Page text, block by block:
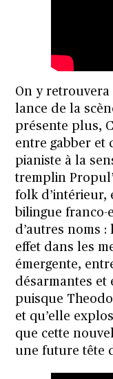
On y retrouvera
lance de la
présente plus,
entre gabber et
pianiste à la
tremplin
folk d’intérieur,
bilingue franco-
d’autres noms
effet dans les
émergente,
désarmantes et
puisque
et qu’elle
que cette
une future tête